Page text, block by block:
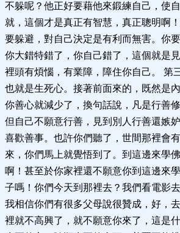
不躲呢？他正好要藉他來鍛練自己，使
就，這個才是真正有智慧，真正聰明啊
要躲避，對自己決定是有利而無害。你
你大錯特錯了，你自己錯了，這個就是
裡頭有煩惱，有業障，障住你自己。 第
也就是生死心。接著前面來的，既然是
你善心就減少了，換句話說，凡是行善
但自己不願意行善，見到別人行善還嫉
喜歡善事。也許你們聽了，世間那裡會
來，你們馬上就覺悟到了。到這邊來學
啊！甚至於你家裡還不願意你到這邊來
子嗎！你們今天到那裡去？我們看電影
我相信你們有很多父母說很贊成，好，
裡就不高興了，就不願意你來了，這是